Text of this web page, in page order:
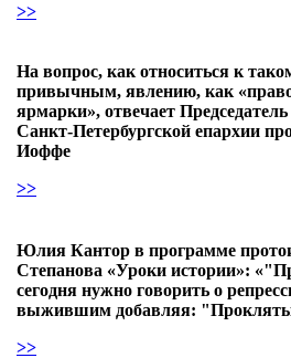
>>
На вопрос, как относиться к
привычным, явлению, как
ярмарки», отвечает
Санкт-Петербургской епархии
Иоффе
>>
Юлия Кантор в программе
Степанова «Уроки истории»:
сегодня нужно говорить о
выжившим добавляя:
>>